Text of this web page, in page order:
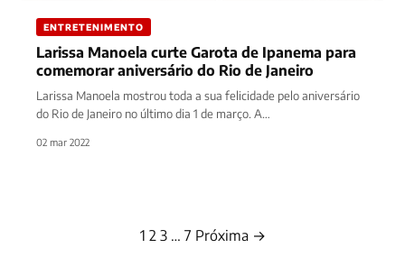
ENTRETENIMENTO
Larissa Manoela curte Garota de Ipanema para
comemorar aniversário do Rio de Janeiro
Larissa Manoela mostrou toda a sua felicidade pelo aniversário
do Rio de Janeiro no último dia 1 de março. A…
02 mar 2022
1 2 3 … 7 Próxima →